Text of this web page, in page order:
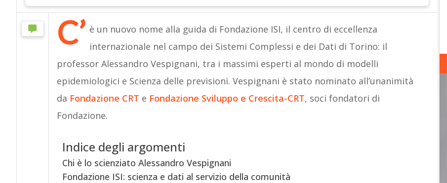
C’ è un nuovo nome alla guida di Fondazione ISI, il centro di eccellenza
internazionale nel campo dei Sistemi Complessi e dei Dati di Torino: il
professor Alessandro Vespignani, tra i massimi esperti al mondo di modelli
epidemiologici e Scienza delle previsioni. Vespignani è stato nominato all’unanimità
da Fondazione CRT e Fondazione Sviluppo e Crescita-CRT, soci fondatori di
Fondazione.
Indice degli argomenti
Chi è lo scienziato Alessandro Vespignani
Fondazione ISI: scienza e dati al servizio della comunità